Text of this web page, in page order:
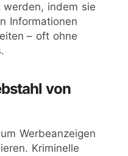
werden, indem sie
Informationen
– oft ohne
von
Werbeanzeigen
Kriminelle